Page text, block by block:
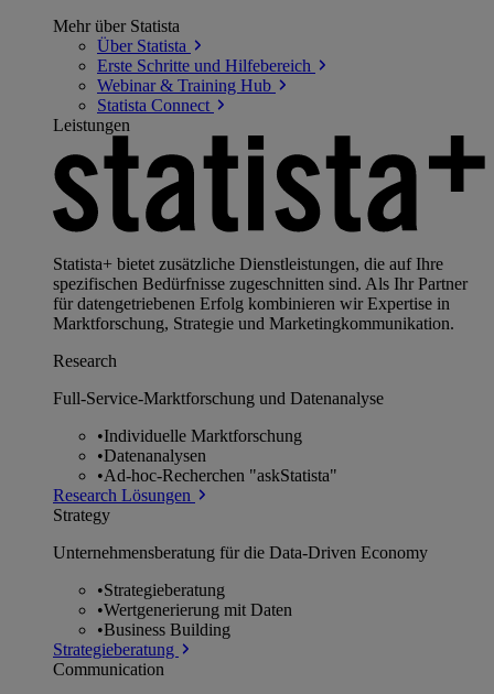
Mehr über Statista
Über Statista
Erste Schritte und Hilfebereich
Webinar & Training Hub
Statista Connect
Leistungen
Statista+ bietet zusätzliche Dienstleistungen, die auf Ihre
spezifischen Bedürfnisse zugeschnitten sind. Als Ihr Partner
für datengetriebenen Erfolg kombinieren wir Expertise in
Marktforschung, Strategie und Marketingkommunikation.
Research
Full-Service-Marktforschung und Datenanalyse
•Individuelle Marktforschung
•Datenanalysen
•Ad-hoc-Recherchen "askStatista"
Research Lösungen
Strategy
Unternehmens­beratung für die Data-Driven Economy
•Strategieberatung
•Wertgenerierung mit Daten
•Business Building
Strategieberatung
Communication